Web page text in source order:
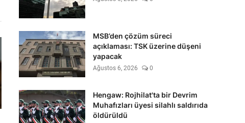
MSB’den çözüm süreci
açıklaması: TSK üzerine düşeni
yapacak
Ağustos 6, 2026 0
Hengaw: Rojhilat'ta bir Devrim
Muhafızları üyesi silahlı saldırıda
öldürüldü